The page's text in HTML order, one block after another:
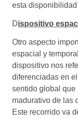
esta
Dispositivo
Otro aspecto
espacial y
dispositivo nos
diferenciadas en
sentido global que
madurativo de las
Este recorrido va